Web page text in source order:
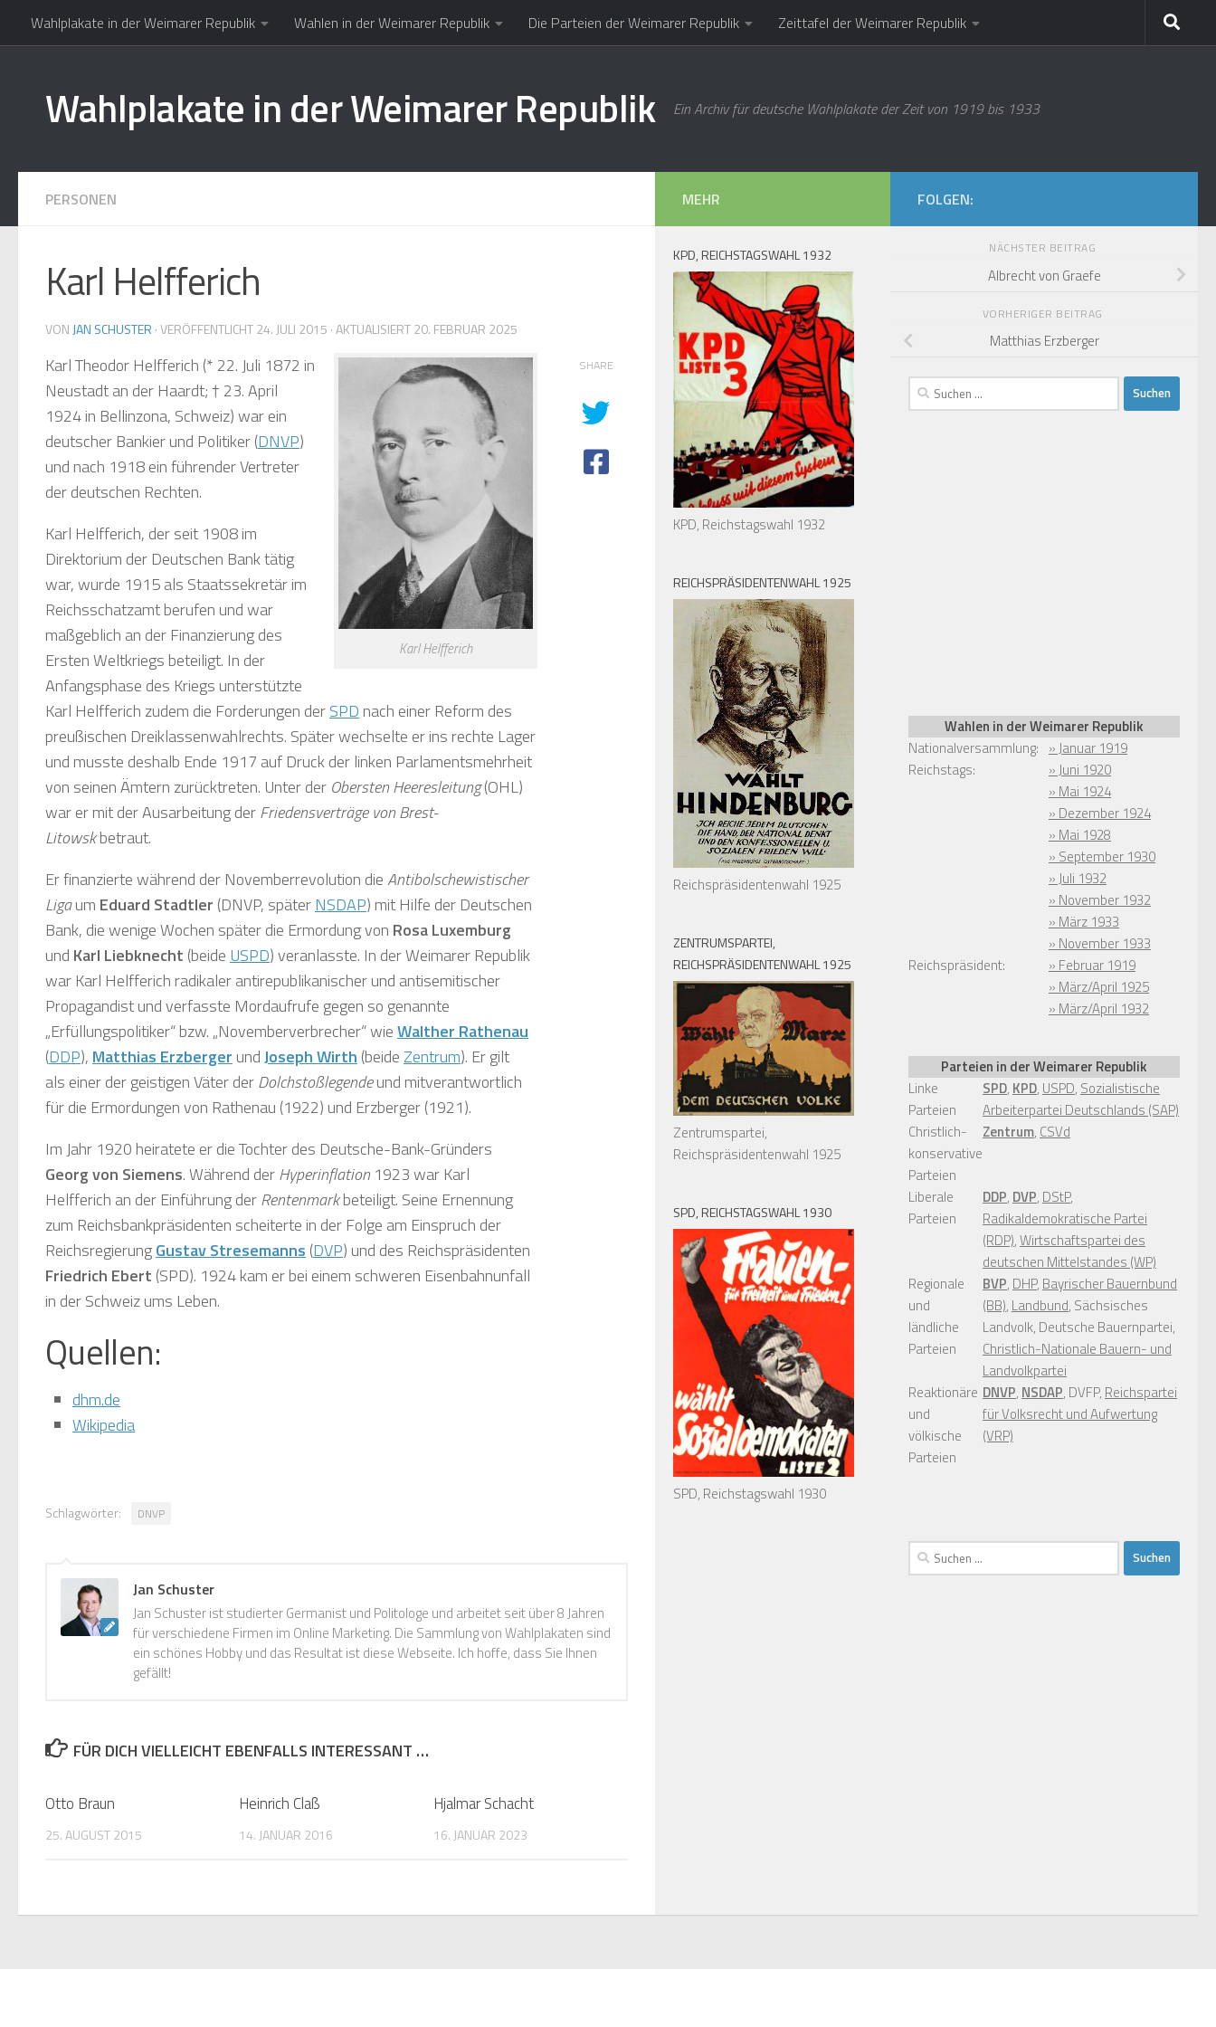
Zum Inhalt springen
Wahlplakate in der Weimarer Republik Wahlen in der Weimarer Republik Die Parteien der Weimarer Republik Zeittafel der Weimarer Republik
Wahlplakate in der Weimarer Republik Ein Archiv für deutsche Wahlplakate der Zeit von 1919 bis 1933
PERSONEN
Karl Helfferich
VON JAN SCHUSTER · VERÖFFENTLICHT24. JULI 2015 · AKTUALISIERT20. FEBRUAR 2025
Karl Helfferich
Karl Theodor Helfferich (* 22. Juli 1872 in
Neustadt an der Haardt; † 23. April
1924 in Bellinzona, Schweiz) war ein
deutscher Bankier und Politiker (DNVP)
und nach 1918 ein führender Vertreter
der deutschen Rechten.
Karl Helfferich, der seit 1908 im
Direktorium der Deutschen Bank tätig
war, wurde 1915 als Staatssekretär im
Reichsschatzamt berufen und war
maßgeblich an der Finanzierung des
Ersten Weltkriegs beteiligt. In der
Anfangsphase des Kriegs unterstützte
Karl Helfferich zudem die Forderungen derSPD nach einer Reform des
preußischen Dreiklassenwahlrechts. Später wechselte er ins rechte Lager
und musste deshalb Ende 1917 auf Druck der linken Parlamentsmehrheit
von seinen Ämtern zurücktreten. Unter der Obersten Heeresleitung(OHL)
war er mit der Ausarbeitung derFriedensverträge von Brest-
Litowskbetraut.
Er finanzierte während der Novemberrevolution dieAntibolschewistischer
Ligaum Eduard Stadtler (DNVP, späterNSDAP) mit Hilfe der Deutschen
Bank, die wenige Wochen später die Ermordung von Rosa Luxemburg
und Karl Liebknecht (beide USPD) veranlasste. In der Weimarer Republik
war Karl Helfferich radikaler antirepublikanischer und antisemitischer
Propagandist und verfasste Mordaufrufe gegen so genannte
„Erfüllungspolitiker“ bzw. „Novemberverbrecher“ wieWalther Rathenau
(DDP), Matthias Erzberger undJoseph Wirth (beideZentrum). Er gilt
als einer der geistigen Väter derDolchstoßlegendeund mitverantwortlich
für die Ermordungen von Rathenau (1922) und Erzberger (1921).
Im Jahr 1920 heiratete er die Tochter des Deutsche-Bank-Gründers
Georg von Siemens. Während derHyperinflation 1923 war Karl
Helfferich an der Einführung derRentenmarkbeteiligt. Seine Ernennung
zum Reichsbankpräsidenten scheiterte in der Folge am Einspruch der
ReichsregierungGustav Stresemanns (DVP) und des Reichspräsidenten
Friedrich Ebert (SPD). 1924 kam er bei einem schweren Eisenbahnunfall
in der Schweiz ums Leben.
Quellen:
dhm.de
Wikipedia
SHARE
Schlagwörter: DNVP
Jan Schuster
Jan Schuster ist studierter Germanist und Politologe und arbeitet seit über 8 Jahren
für verschiedene Firmen im Online Marketing. Die Sammlung von Wahlplakaten sind
ein schönes Hobby und das Resultat ist diese Webseite. Ich hoffe, dass Sie Ihnen
gefällt!
FÜR DICH VIELLEICHT EBENFALLS INTERESSANT …
Otto Braun
25. AUGUST 2015
Heinrich Claß
14. JANUAR 2016
Hjalmar Schacht
16. JANUAR 2023
FOLGEN:
NÄCHSTER BEITRAG
Albrecht von Graefe
VORHERIGER BEITRAG
Matthias Erzberger
Suchen
nach:
Wahlen in der Weimarer Republik
Nationalversammlung: » Januar 1919
Reichstags:
» Juni 1920
» Mai 1924
» Dezember 1924
» Mai 1928
» September 1930
» Juli 1932
» November 1932
» März 1933
» November 1933
Reichspräsident:
» Februar 1919
» März/April 1925
» März/April 1932
Parteien in der Weimarer Republik
Linke
Parteien
SPD, KPD, USPD, Sozialistische
Arbeiterpartei Deutschlands (SAP)
Christlich-
konservative
Parteien
Zentrum, CSVd
Liberale
Parteien
DDP, DVP, DStP,
Radikaldemokratische Partei
(RDP),Wirtschaftspartei des
deutschen Mittelstandes (WP)
Regionale
und
ländliche
Parteien
BVP, DHP, Bayrischer Bauernbund
(BB), Landbund, Sächsisches
Landvolk, Deutsche Bauernpartei,
Christlich-Nationale Bauern- und
Landvolkpartei
Reaktionäre
und
völkische
Parteien
DNVP, NSDAP, DVFP, Reichspartei
für Volksrecht und Aufwertung
(VRP)
Suchen
nach:
MEHR
KPD, REICHSTAGSWAHL 1932
KPD, Reichstagswahl 1932
REICHSPRÄSIDENTENWAHL 1925
Reichspräsidentenwahl 1925
ZENTRUMSPARTEI,
REICHSPRÄSIDENTENWAHL 1925
Zentrumspartei,
Reichspräsidentenwahl 1925
SPD, REICHSTAGSWAHL 1930
SPD, Reichstagswahl 1930